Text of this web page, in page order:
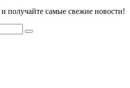
получайте самые свежие новости!